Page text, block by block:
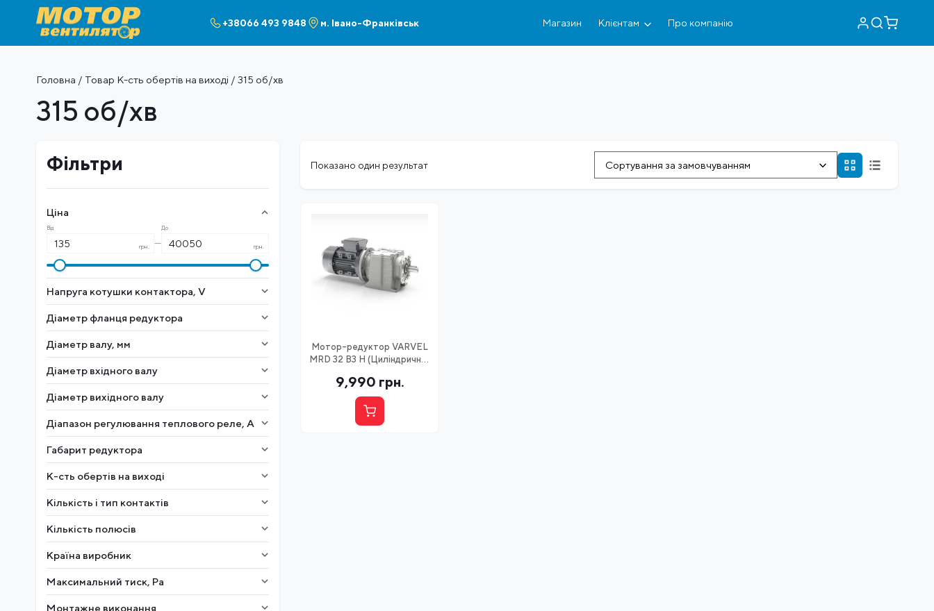
+38066 493 9848 м. Івано-Франківськ Магазин Клієнтам Про компанію
Головна / Товар К-сть обертів на виході / 315 об/хв
315 об/хв
Фільтри
Ціна
Від
грн. —
До
грн.
Напруга котушки контактора, V
Діаметр фланця редуктора
Діаметр валу, мм
Діаметр вхідного валу
Діаметр вихідного валу
Діапазон регулювання теплового реле, А
Габарит редуктора
К-сть обертів на виході
Кількість і тип контактів
Кількість полюсів
Країна виробник
Максимальний тиск, Ра
Монтажне виконання
Показано один результат Сортування за замовчуванням
Мотор-редуктор VARVEL
MRD 32 B3 H (Циліндричний
9,990 грн.